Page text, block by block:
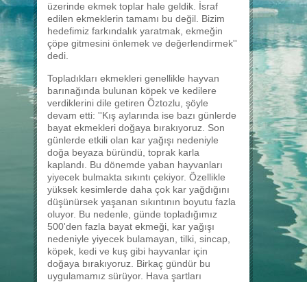
üzerinde ekmek toplar hale geldik. İsraf
edilen ekmeklerin tamamı bu değil. Bizim
hedefimiz farkındalık yaratmak, ekmeğin
çöpe gitmesini önlemek ve değerlendirmek''
dedi.
Topladıkları ekmekleri genellikle hayvan
barınağında bulunan köpek ve kedilere
verdiklerini dile getiren Öztozlu, şöyle
devam etti: ''Kış aylarında ise bazı günlerde
bayat ekmekleri doğaya bırakıyoruz. Son
günlerde etkili olan kar yağışı nedeniyle
doğa beyaza büründü, toprak karla
kaplandı. Bu dönemde yaban hayvanları
yiyecek bulmakta sıkıntı çekiyor. Özellikle
yüksek kesimlerde daha çok kar yağdığını
düşünürsek yaşanan sıkıntının boyutu fazla
oluyor. Bu nedenle, günde topladığımız
500'den fazla bayat ekmeği, kar yağışı
nedeniyle yiyecek bulamayan, tilki, sincap,
köpek, kedi ve kuş gibi hayvanlar için
doğaya bırakıyoruz. Birkaç gündür bu
uygulamamız sürüyor. Hava şartları